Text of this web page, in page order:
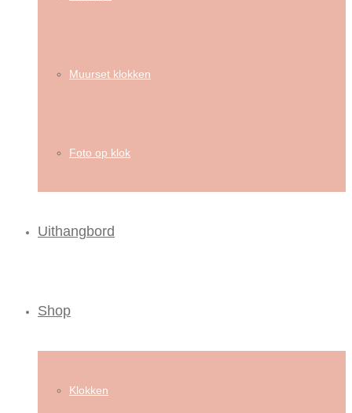
Muurset klokken
Foto op klok
Uithangbord
Shop
Klokken